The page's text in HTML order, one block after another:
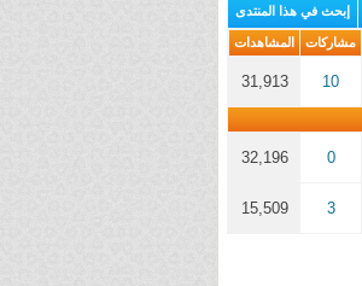
إبحث في هذا المنتدى
مشاركات المشاهدات
10
31,913
0
32,196
3
15,509